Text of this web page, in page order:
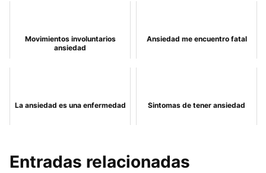
Movimientos involuntarios
ansiedad
Ansiedad me encuentro fatal
La ansiedad es una enfermedad Sintomas de tener ansiedad
Entradas relacionadas